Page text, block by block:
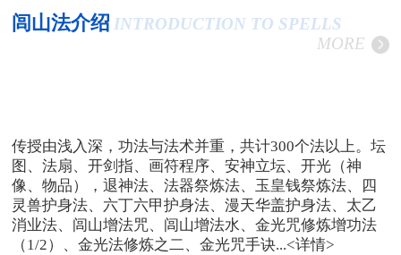
闾山法介绍 INTRODUCTION TO SPELLS
MORE
传授由浅入深，功法与法术并重，共计300个法以上。坛
图、法扇、开剑指、画符程序、安神立坛、开光（神
像、物品），退神法、法器祭炼法、玉皇钱祭炼法、四
灵兽护身法、六丁六甲护身法、漫天华盖护身法、太乙
消业法、闾山增法咒、闾山增法水、金光咒修炼增功法
（1/2）、金光法修炼之二、金光咒手诀...<详情>